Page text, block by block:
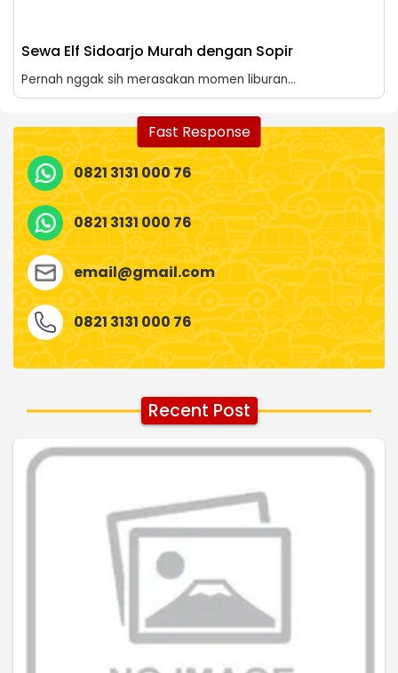
Sewa Elf Sidoarjo Murah dengan Sopir
Pernah nggak sih merasakan momen liburan...
Fast Response
0821 3131 000 76
0821 3131 000 76
email@gmail.com
0821 3131 000 76
Recent Post